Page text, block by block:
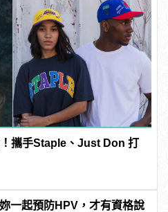
攜手Staple、Just Don 打
一起預防HPV，才有資格說